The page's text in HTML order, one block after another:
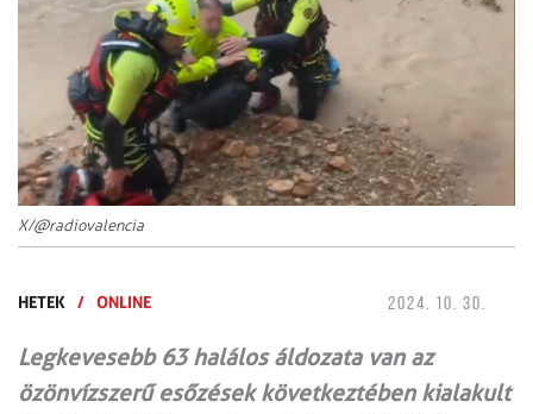
X/@radiovalencia
HETEK / ONLINE 2024. 10. 30.
Legkevesebb 63 halálos áldozata van az
özönvízszerű esőzések következtében kialakult